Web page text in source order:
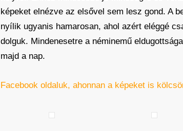
képeket elnézve az elsővel sem lesz gond. A
nyílik ugyanis hamarosan, ahol azért eléggé
dolguk. Mindenesetre a néminemű
majd a nap.
Facebook oldaluk, ahonnan a képeket is